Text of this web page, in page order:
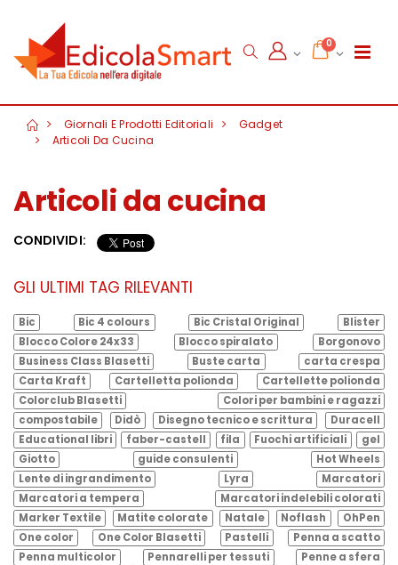
0
Giornali E Prodotti Editoriali
Gadget
Articoli Da Cucina
Articoli da cucina
CONDIVIDI:
GLI ULTIMI TAG RILEVANTI
Bic Bic 4 colours Bic Cristal Original
Blister
Blocco Colore 24x33
Blocco spiralato
Borgonovo
Business Class Blasetti
Buste carta
carta crespa
Carta Kraft
Cartelletta polionda
Cartellette polionda
Colorclub Blasetti
Colori per bambini e ragazzi
compostabile
Didò Disegno tecnico e scrittura
Duracell
Educational libri
faber-castell fila Fuochi artificiali
gel
Giotto
guide consulenti
Hot Wheels
Lente di ingrandimento
Lyra
Marcatori
Marcatori a tempera
Marcatori indelebili colorati
Marker Textile
Matite colorate Natale Noflash
OhPen
One color
One Color Blasetti Pastelli
Penna a scatto
Penna multicolor
Pennarelli per tessuti
Penne a sfera